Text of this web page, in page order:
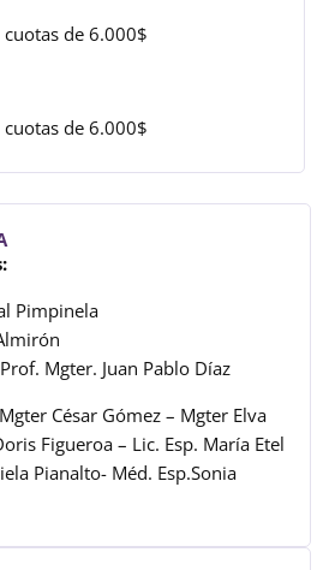
de 6.000$
de 6.000$
Pimpinela
Prof. Mgter. Juan Pablo Díaz
Mgter César Gómez – Mgter Elva
Figueroa – Lic. Esp. María Etel
Pianalto- Méd. Esp.Sonia